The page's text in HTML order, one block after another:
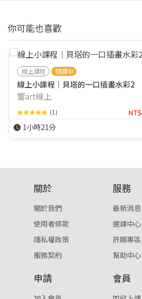
你可能也喜歡
線上課程 開課中
線上小課程｜貝塔的一口插畫水彩2
響art線上
(1) NT$
1小時21分
關於
關於我們
使用者條款
隱私權政策
服務契約
服務
最新消息
選課中心
許願專區
幫助中心
申請 會員